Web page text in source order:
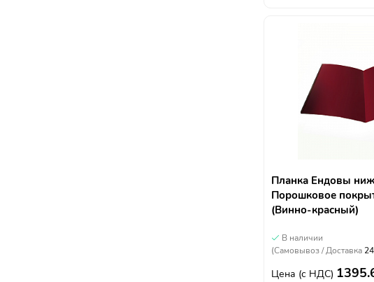
Планка Ендовы
Порошковое
(Винно-красный)
В наличии
(Самовывоз / Доставка
Цена (с НДС)